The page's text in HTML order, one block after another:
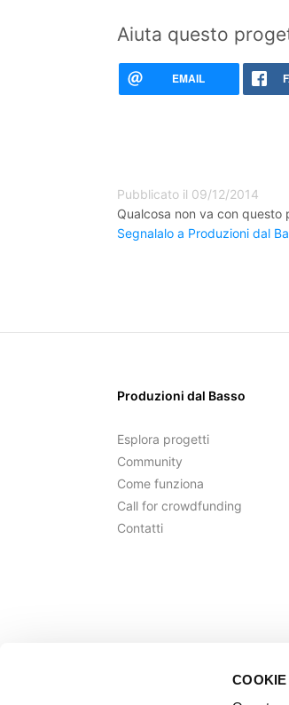
Aiuta questo
EMAIL
Pubblicato il 09/12/2014
Qualcosa non va con questo
Segnalalo a Produzioni dal
Produzioni dal Basso
Esplora progetti
Community
Come funziona
Call for crowdfunding
Contatti